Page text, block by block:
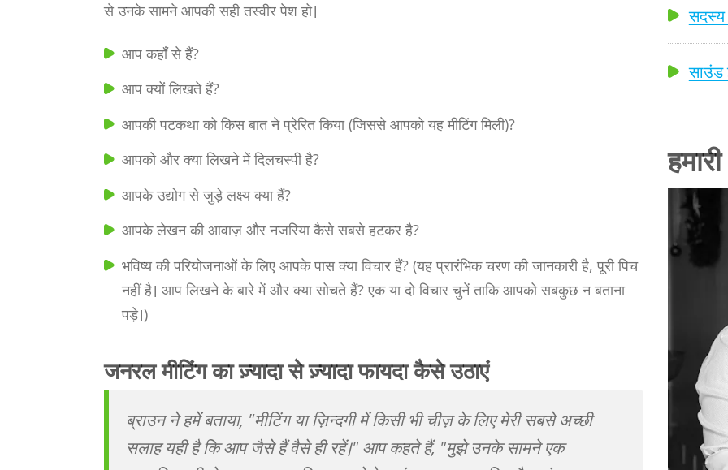
से उनके सामने आपकी सही तस्वीर पेश हो।
आप कहाँ से हैं?
आप क्यों लिखते हैं?
आपकी पटकथा को किस बात ने प्रेरित किया (जिससे आपको यह मीटिंग मिली)?
आपको और क्या लिखने में दिलचस्पी है?
आपके उद्योग से जुड़े लक्ष्य क्या हैं?
आपके लेखन की आवाज़ और नजरिया कैसे सबसे हटकर है?
भविष्य की परियोजनाओं के लिए आपके पास क्या विचार हैं? (यह प्रारंभिक चरण की जानकारी है, पूरी पिच
नहीं है। आप लिखने के बारे में और क्या सोचते हैं? एक या दो विचार चुनें ताकि आपको सबकुछ न बताना
पड़े।)
जनरल मीटिंग का ज़्यादा से ज़्यादा फायदा कैसे उठाएं
ब्राउन ने हमें बताया, "मीटिंग या ज़िन्दगी में किसी भी चीज़ के लिए मेरी सबसे अच्छी
सलाह यही है कि आप जैसे हैं वैसे ही रहें।" आप कहते हैं, "मुझे उनके सामने एक
सदस्य
साउंड